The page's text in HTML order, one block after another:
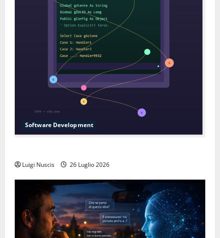
Software Development
Luigi Nuscis 26 Luglio 2026